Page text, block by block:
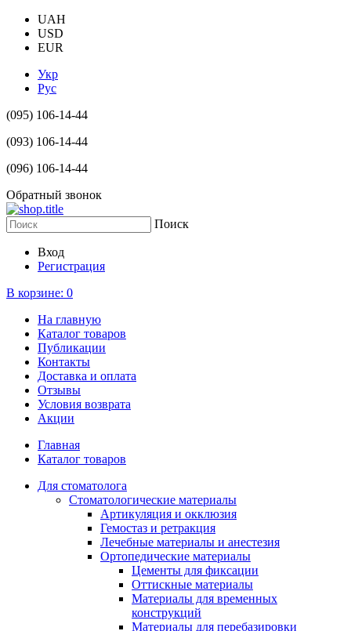
UAH
USD
EUR
Укр
Рус
(095) 106-14-44
(093) 106-14-44
(096) 106-14-44
Обратный звонок
Поиск
Вход
Регистрация
В корзине: 0
На главную
Каталог товаров
Публикации
Контакты
Доставка и оплата
Отзывы
Условия возврата
Акции
Главная
Каталог товаров
Для стоматолога
Стоматологические материалы
Артикуляция и окклюзия
Гемостаз и ретракция
Лечебные материалы и анестезия
Ортопедические материалы
Цементы для фиксации
Оттискные материалы
Материалы для временных
конструкций
Материалы для перебазировки